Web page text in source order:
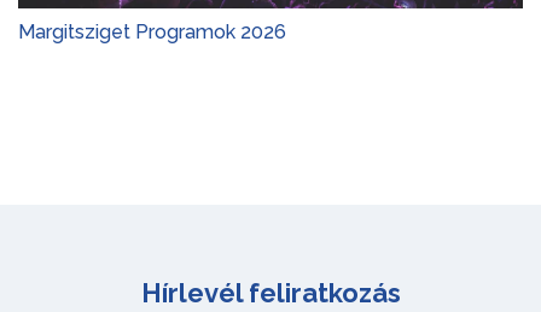
Margitsziget Programok 2026
Hírlevél feliratkozás